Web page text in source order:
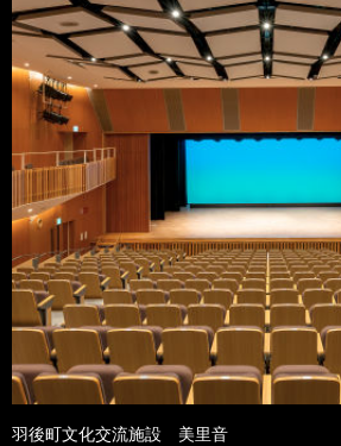
羽後町文化交流施設 美里音